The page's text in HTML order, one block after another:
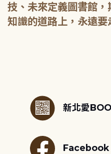
技、未來定義圖書館
知識的道路上，永遠要
新北愛
Facebook